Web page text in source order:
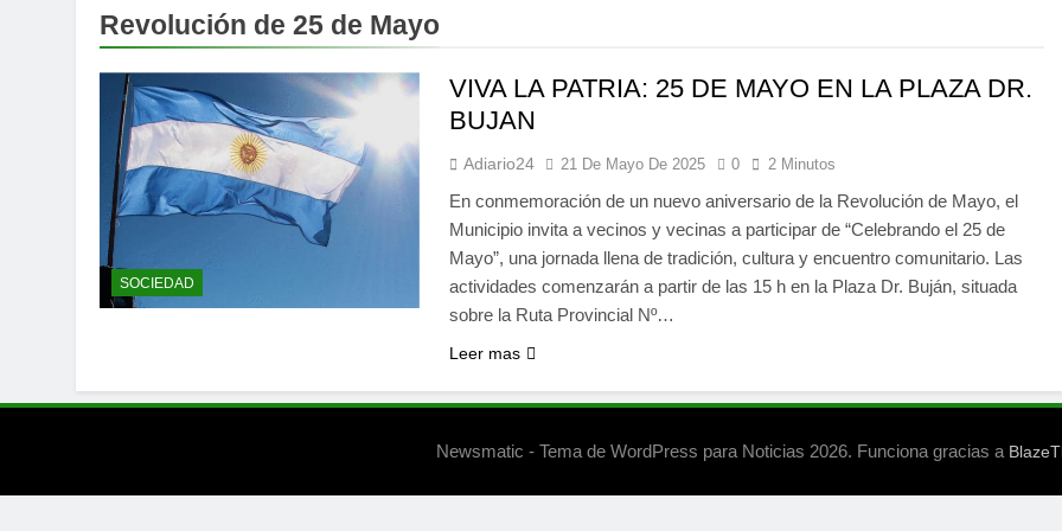
Revolución de 25 de Mayo
SOCIEDAD
VIVA LA PATRIA: 25 DE MAYO EN LA PLAZA DR.
BUJAN
Adiario24 21 De Mayo De 2025 0 2 Minutos
En conmemoración de un nuevo aniversario de la Revolución de Mayo, el
Municipio invita a vecinos y vecinas a participar de “Celebrando el 25 de
Mayo”, una jornada llena de tradición, cultura y encuentro comunitario. Las
actividades comenzarán a partir de las 15 h en la Plaza Dr. Buján, situada
sobre la Ruta Provincial Nº…
Leer mas
Newsmatic - Tema de WordPress para Noticias 2026. Funciona gracias a